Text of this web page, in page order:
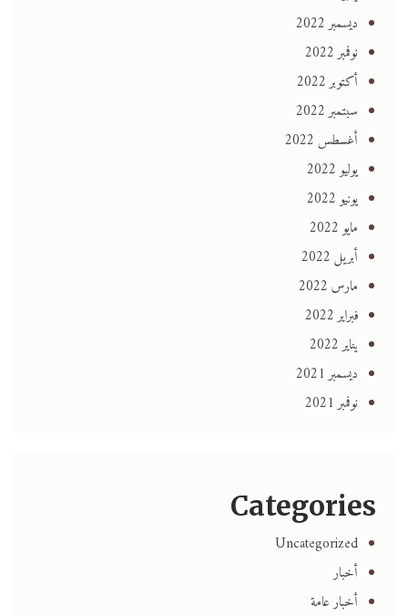
ديسمبر 2022
نوفمبر 2022
أكتوبر 2022
سبتمبر 2022
أغسطس 2022
يوليو 2022
يونيو 2022
مايو 2022
أبريل 2022
مارس 2022
فبراير 2022
يناير 2022
ديسمبر 2021
نوفمبر 2021
Categories
Uncategorized
أخبار
أخبار عامة